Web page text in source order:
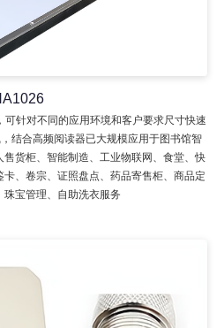
针对不同的应用环境和客户要求尺寸快速
结合高频阅读器已大规模应用于图书馆智
货柜、智能制造、工业物联网、食堂、快
、卷宗、证照盘点、药品寄售柜、商品定
宝管理、自助洗衣服务